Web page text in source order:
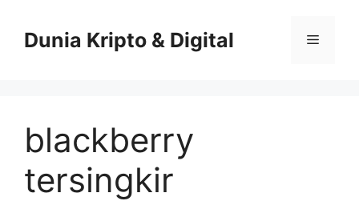
contentDunia Kripto & Digital Menu
blackberry
tersingkir